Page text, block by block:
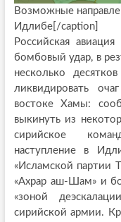
Возможные
Идлибе[/caption]
Российская
бомбовый удар, в
несколько
ликвидировать
востоке Хамы:
выкинуть из
сирийское
наступление в
«Исламской партии
«Ахрар аш-Шам» и
«зоной
сирийской армии.